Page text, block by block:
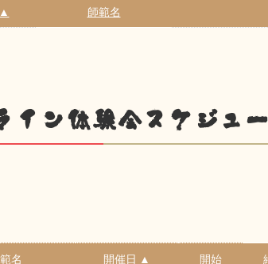
師範名
イン体験会スケジュ
名 開催日 ▲ 開始